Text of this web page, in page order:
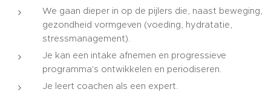
We gaan dieper in op de pijlers die, naast beweging,
gezondheid vormgeven (voeding, hydratatie,
stressmanagement).
Je kan een intake afnemen en progressieve
programma's ontwikkelen en periodiseren.
Je leert coachen als een expert.